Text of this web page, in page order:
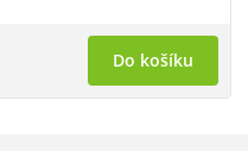
Do košíku